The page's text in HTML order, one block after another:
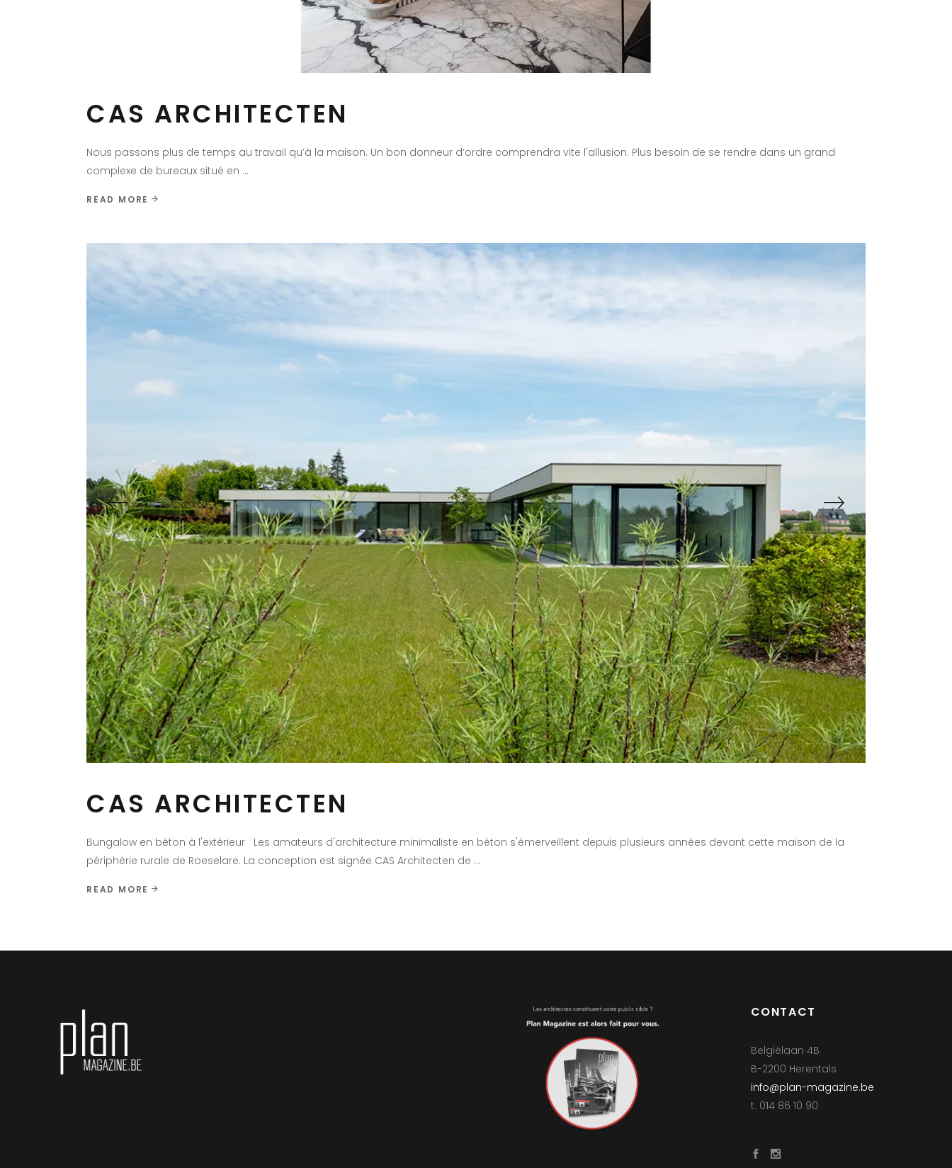
CAS ARCHITECTEN
Nous passons plus de temps au travail qu’à la maison. Un bon donneur d’ordre comprendra vite l'allusion. Plus besoin de se rendre dans un grand
complexe de bureaux situé en
READ MORE
CAS ARCHITECTEN
Bungalow en béton à l'extérieur Les amateurs d'architecture minimaliste en béton s'émerveillent depuis plusieurs années devant cette maison de la
périphérie rurale de Roeselare. La conception est signée CAS Architecten de
READ MORE
CONTACT
Belgiëlaan 4B
B-2200 Herentals
info@plan-magazine.be
t. 014 86 10 90